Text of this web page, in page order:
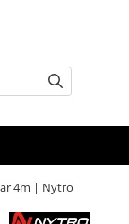
4m | Nytro